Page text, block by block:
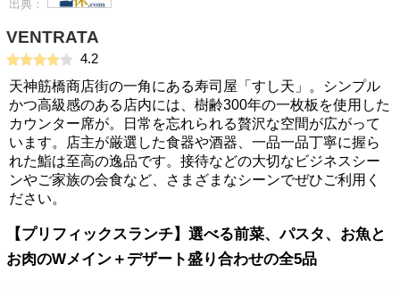
出典：
VENTRATA
4.2
天神筋橋商店街の一角にある寿司屋「すし天」。シンプル
かつ高級感のある店内には、樹齢300年の一枚板を使用した
カウンター席が。日常を忘れられる贅沢な空間が広がって
います。店主が厳選した食器や酒器、一品一品丁寧に握ら
れた鮨は至高の逸品です。接待などの大切なビジネスシー
ンやご家族の会食など、さまざまなシーンでぜひご利用く
ださい。
【プリフィックスランチ】選べる前菜、パスタ、お魚と
お肉のWメイン＋デザート盛り合わせの全5品